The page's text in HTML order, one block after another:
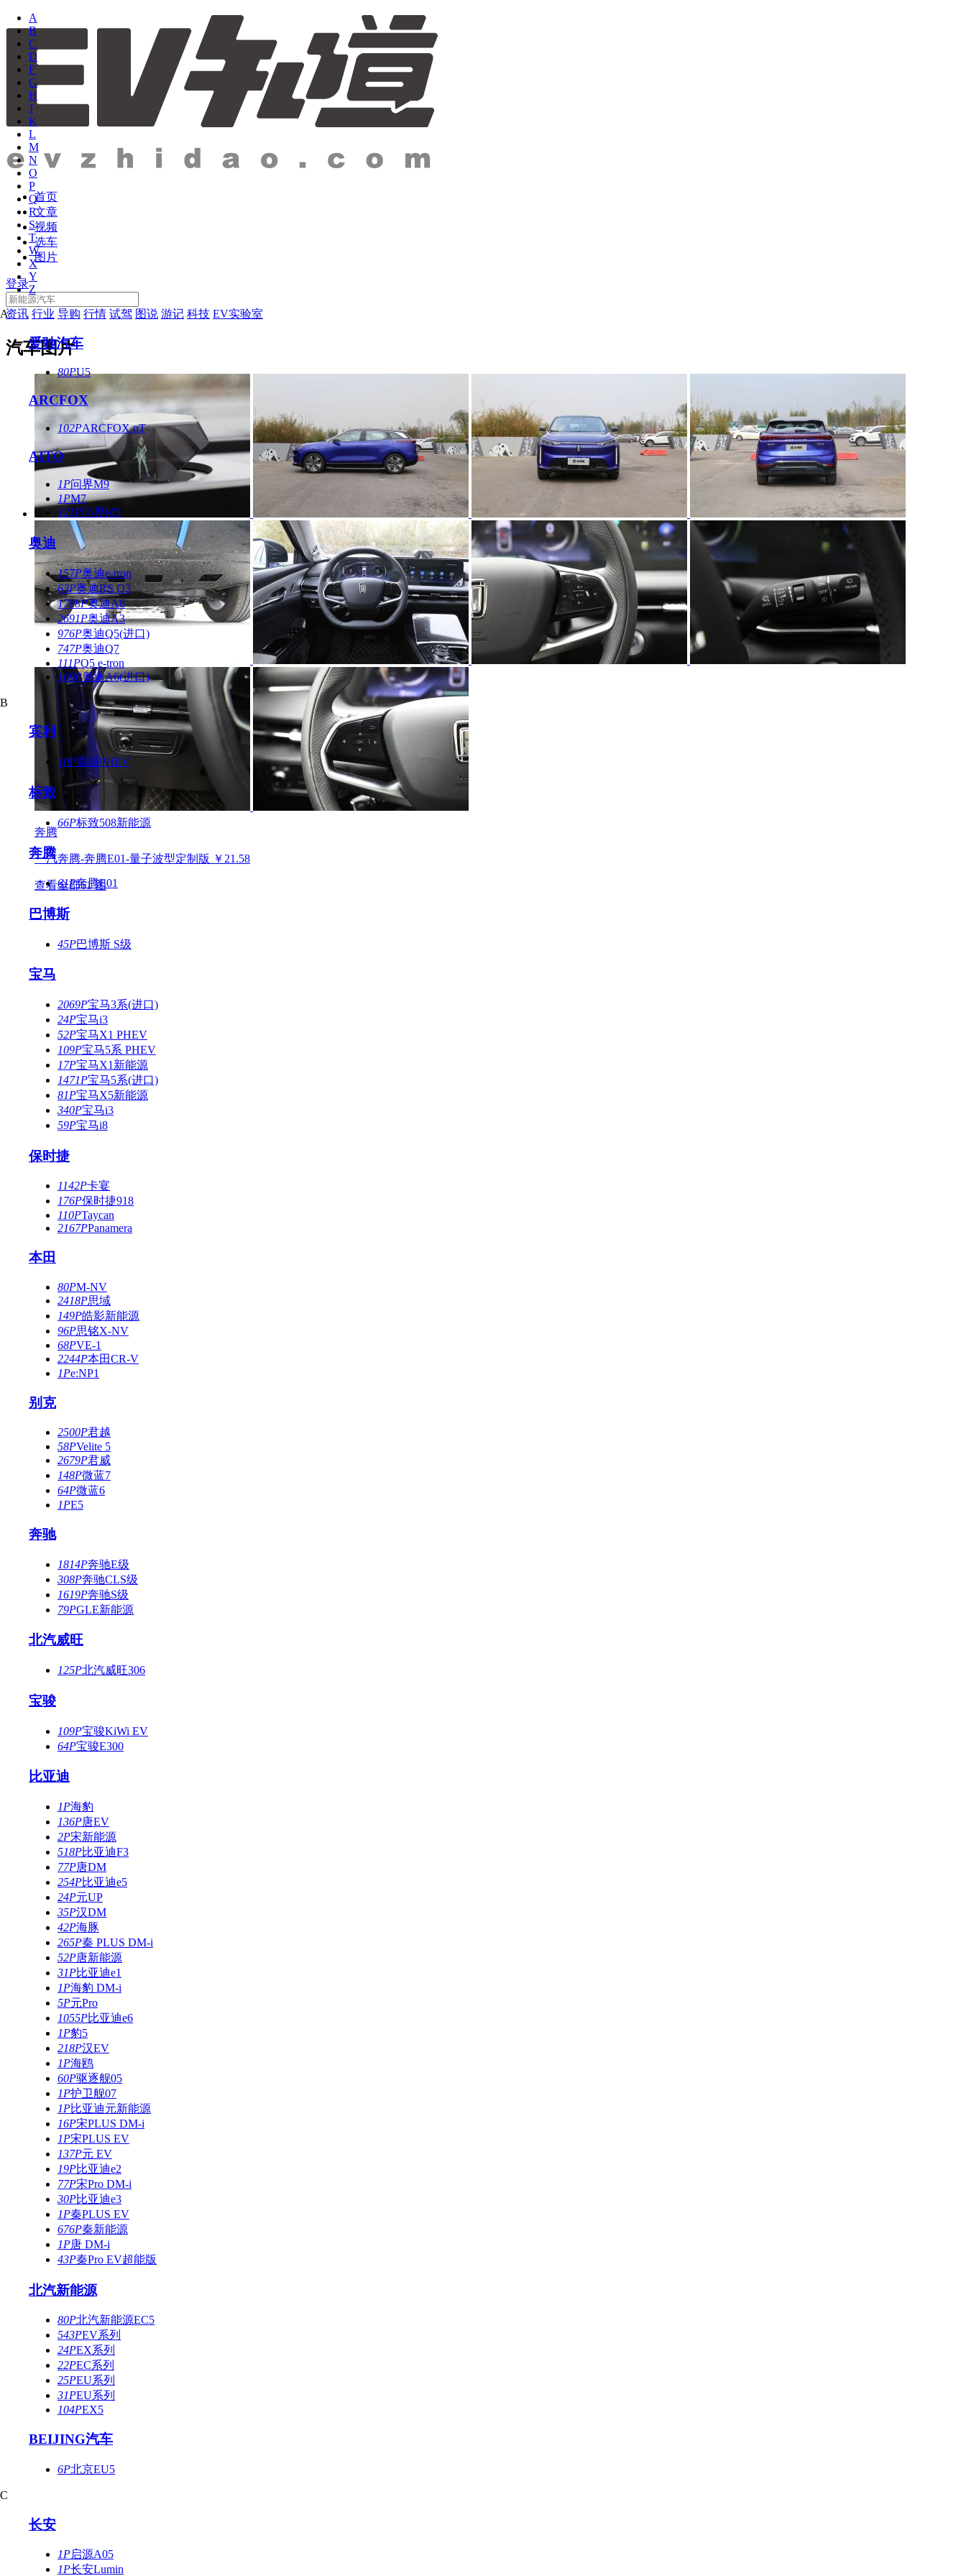
首页
文章
视频
选车
图片
登录
资讯 行业 导购 行情 试驾 图说 游记 科技 EV实验室
汽车图片
A
B
C
D
F
G
H
J
K
L
M
N
O
P
Q
R
S
T
W
X
Y
Z
A
爱驰汽车
80PU5
ARCFOX
102PARCFOX αT
AITO
1P问界M9
1PM7
121P问界M5
奥迪
157P奥迪e-tron
63P奥迪RS Q3
1788P奥迪A8
2691P奥迪A3
976P奥迪Q5(进口)
747P奥迪Q7
111PQ5 e-tron
169P奥迪A6(进口)
B
宾利
10P添越PHEV
标致
66P标致508新能源
奔腾
61P奔腾E01
巴博斯
45P巴博斯 S级
宝马
2069P宝马3系(进口)
24P宝马i3
52P宝马X1 PHEV
109P宝马5系 PHEV
17P宝马X1新能源
1471P宝马5系(进口)
81P宝马X5新能源
340P宝马i3
59P宝马i8
保时捷
1142P卡宴
176P保时捷918
110PTaycan
2167PPanamera
本田
80PM-NV
2418P思域
149P皓影新能源
96P思铭X-NV
68PVE-1
2244P本田CR-V
1Pe:NP1
别克
2500P君越
58PVelite 5
2679P君威
148P微蓝7
64P微蓝6
1PE5
奔驰
1814P奔驰E级
308P奔驰CLS级
1619P奔驰S级
79PGLE新能源
北汽威旺
125P北汽威旺306
宝骏
109P宝骏KiWi EV
64P宝骏E300
比亚迪
1P海豹
136P唐EV
2P宋新能源
518P比亚迪F3
77P唐DM
254P比亚迪e5
24P元UP
35P汉DM
42P海豚
265P秦 PLUS DM-i
52P唐新能源
31P比亚迪e1
1P海豹 DM-i
5P元Pro
1055P比亚迪e6
1P豹5
218P汉EV
1P海鸥
60P驱逐舰05
1P护卫舰07
1P比亚迪元新能源
16P宋PLUS DM-i
1P宋PLUS EV
137P元 EV
19P比亚迪e2
77P宋Pro DM-i
30P比亚迪e3
1P秦PLUS EV
676P秦新能源
1P唐 DM-i
43P秦Pro EV超能版
北汽新能源
80P北汽新能源EC5
543PEV系列
24PEX系列
22PEC系列
25PEU系列
31PEU系列
104PEX5
BEIJING汽车
6P北京EU5
C
长安
1P启源A05
1P长安Lumin
奔腾
一汽奔腾-奔腾E01-量子波型定制版 ￥21.58
查看全部61 图